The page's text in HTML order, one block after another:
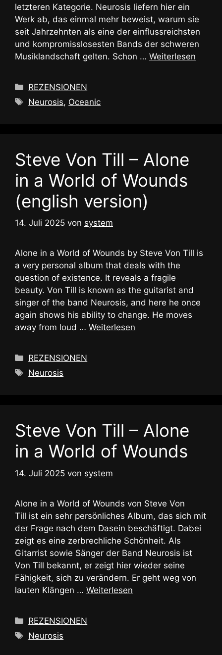
letzteren Kategorie. Neurosis liefern hier ein
Werk ab, das einmal mehr beweist, warum sie
seit Jahrzehnten als eine der einflussreichsten
und kompromisslosesten Bands der schweren
Musiklandschaft gelten. Schon … Weiterlesen
Kategorien
REZENSIONEN
Schlagwörter
Neurosis, Oceanic
Steve Von Till – Alone
in a World of Wounds
(english version)
14. Juli 2025 von system
Alone in a World of Wounds by Steve Von Till is
a very personal album that deals with the
question of existence. It reveals a fragile
beauty. Von Till is known as the guitarist and
singer of the band Neurosis, and here he once
again shows his ability to change. He moves
away from loud … Weiterlesen
Kategorien
REZENSIONEN
Schlagwörter
Neurosis
Steve Von Till – Alone
in a World of Wounds
14. Juli 2025 von system
Alone in a World of Wounds von Steve Von
Till ist ein sehr persönliches Album, das sich mit
der Frage nach dem Dasein beschäftigt. Dabei
zeigt es eine zerbrechliche Schönheit. Als
Gitarrist sowie Sänger der Band Neurosis ist
Von Till bekannt, er zeigt hier wieder seine
Fähigkeit, sich zu verändern. Er geht weg von
lauten Klängen … Weiterlesen
Kategorien
REZENSIONEN
Schlagwörter
Neurosis